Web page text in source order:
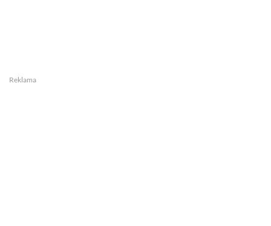
Reklama